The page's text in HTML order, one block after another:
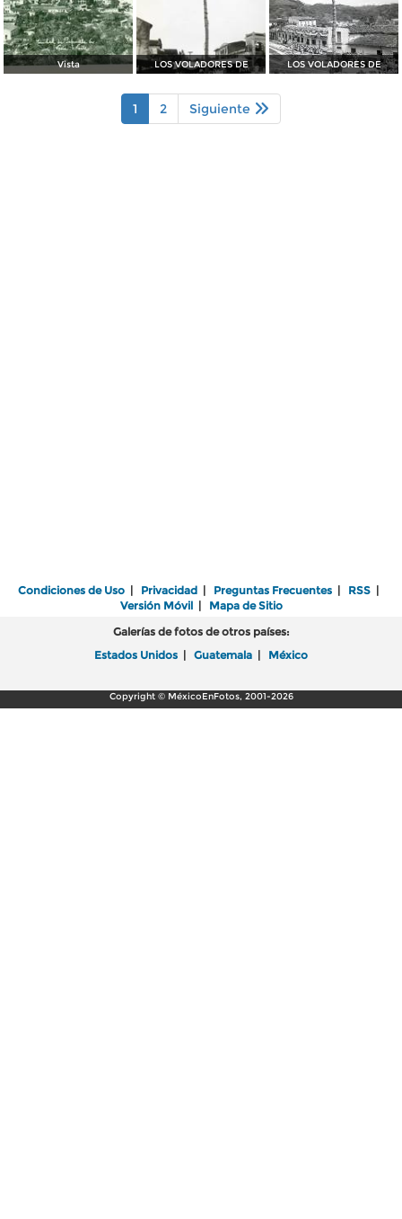
Vista LOS VOLADORES DE LOS VOLADORES DE
1 2 Siguiente
Condiciones de Uso | Privacidad | Preguntas Frecuentes | RSS |
Versión Móvil| Mapa de Sitio
Galerías de fotos de otros países:
Estados Unidos | Guatemala | México
Copyright © MéxicoEnFotos, 2001-2026